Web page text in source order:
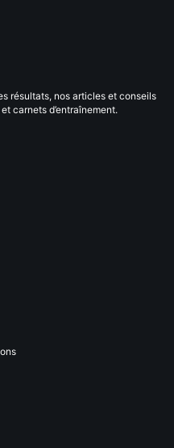
résultats, nos articles et conseils
carnets d’entraînement.